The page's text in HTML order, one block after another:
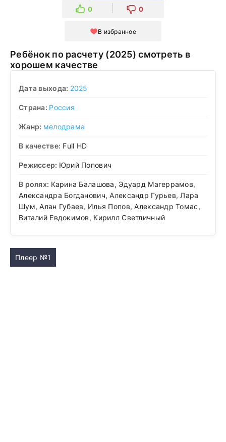
0 0
В избранное
Ребёнок по расчету (2025) смотреть в
хорошем качестве
Дата выхода: 2025
Страна: Россия
Жанр: мелодрама
В качестве: Full HD
Режиссер: Юрий Попович
В ролях: Карина Балашова, Эдуард Магеррамов,
Александра Богданович, Александр Гурьев, Лара
Шум, Алан Губаев, Илья Попов, Александр Томас,
Виталий Евдокимов, Кирилл Светличный
Плеер №1